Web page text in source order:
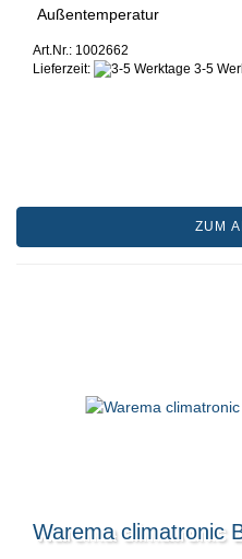
Außentemperatur
Art.Nr.: 1002662
Lieferzeit:
3-5
ZUM
Warema climatronic